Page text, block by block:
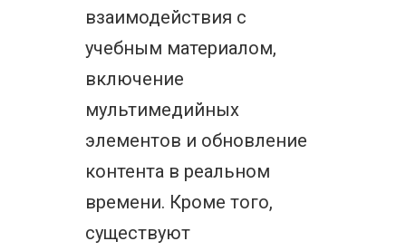
взаимодействия с
учебным материалом,
включение
мультимедийных
элементов и обновление
контента в реальном
времени. Кроме того,
существуют